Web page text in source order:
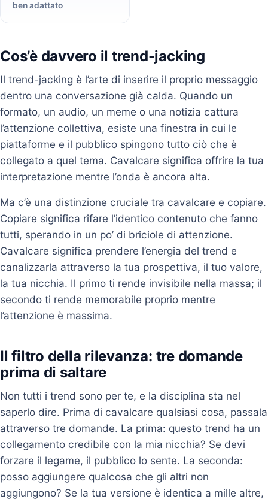
ben adattato
Cos’è davvero il trend-jacking
Il trend-jacking è l’arte di inserire il proprio messaggio
dentro una conversazione già calda. Quando un
formato, un audio, un meme o una notizia cattura
l’attenzione collettiva, esiste una finestra in cui le
piattaforme e il pubblico spingono tutto ciò che è
collegato a quel tema. Cavalcare significa offrire la tua
interpretazione mentre l’onda è ancora alta.
Ma c’è una distinzione cruciale tra cavalcare e copiare.
Copiare significa rifare l’identico contenuto che fanno
tutti, sperando in un po’ di briciole di attenzione.
Cavalcare significa prendere l’energia del trend e
canalizzarla attraverso la tua prospettiva, il tuo valore,
la tua nicchia. Il primo ti rende invisibile nella massa; il
secondo ti rende memorabile proprio mentre
l’attenzione è massima.
Il filtro della rilevanza: tre domande
prima di saltare
Non tutti i trend sono per te, e la disciplina sta nel
saperlo dire. Prima di cavalcare qualsiasi cosa, passala
attraverso tre domande. La prima: questo trend ha un
collegamento credibile con la mia nicchia? Se devi
forzare il legame, il pubblico lo sente. La seconda:
posso aggiungere qualcosa che gli altri non
aggiungono? Se la tua versione è identica a mille altre,